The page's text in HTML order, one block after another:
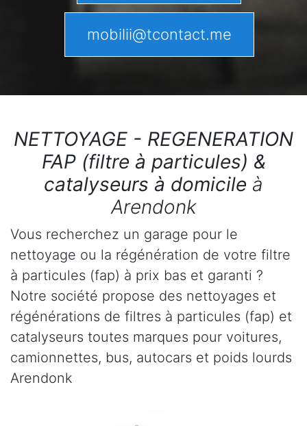
mobilii@tcontact.me
NETTOYAGE - REGENERATION
FAP (filtre à particules) &
catalyseurs à domicile à
Arendonk
Vous recherchez un garage pour le
nettoyage ou la régénération de votre filtre
à particules (fap) à prix bas et garanti ?
Notre société propose des nettoyages et
régénérations de filtres à particules (fap) et
catalyseurs toutes marques pour voitures,
camionnettes, bus, autocars et poids lourds
Arendonk